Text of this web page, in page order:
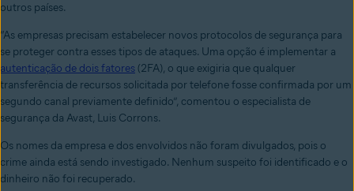
outros países.
“As empresas precisam estabelecer novos protocolos de segurança para
se proteger contra esses tipos de ataques. Uma opção é implementar a
autenticação de dois fatores (2FA), o que exigiria que qualquer
transferência de recursos solicitada por telefone fosse confirmada por um
segundo canal previamente definido”, comentou o especialista de
segurança da Avast, Luis Corrons.
Os nomes da empresa e dos envolvidos não foram divulgados, pois o
crime ainda está sendo investigado. Nenhum suspeito foi identificado e o
dinheiro não foi recuperado.